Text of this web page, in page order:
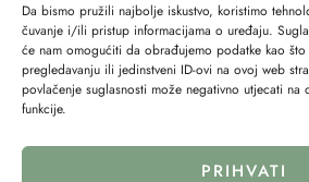
Da bismo pružili najbolje iskustvo, koristimo
čuvanje i/ili pristup informacijama o uređaju.
će nam omogućiti da obrađujemo podatke kao
pregledavanju ili jedinstveni ID-ovi na ovoj web
povlačenje suglasnosti može negativno utjecati na
funkcije.
PRIHVATI